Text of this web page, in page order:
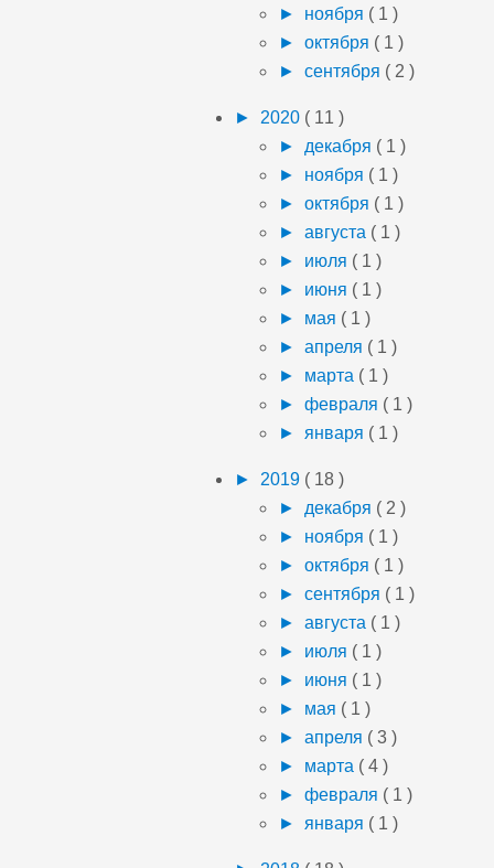
► ноября ( 1 )
► октября ( 1 )
► сентября ( 2 )
► 2020 ( 11 )
► декабря ( 1 )
► ноября ( 1 )
► октября ( 1 )
► августа ( 1 )
► июля ( 1 )
► июня ( 1 )
► мая ( 1 )
► апреля ( 1 )
► марта ( 1 )
► февраля ( 1 )
► января ( 1 )
► 2019 ( 18 )
► декабря ( 2 )
► ноября ( 1 )
► октября ( 1 )
► сентября ( 1 )
► августа ( 1 )
► июля ( 1 )
► июня ( 1 )
► мая ( 1 )
► апреля ( 3 )
► марта ( 4 )
► февраля ( 1 )
► января ( 1 )